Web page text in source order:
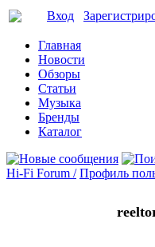
Вход
Главная
Новости
Обзоры
Статьи
Музыка
Бренды
Каталог
Hi-Fi Forum / Профиль